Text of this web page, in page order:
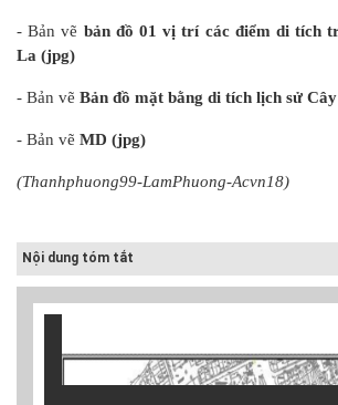
- Bản vẽ bản đồ 01 vị trí các điểm di tích
La (jpg)
- Bản vẽ Bản đồ mặt bằng di tích lịch sử
- Bản vẽ MD (jpg)
(Thanhphuong99-LamPhuong-Acvn18)
Nội dung tóm tắt